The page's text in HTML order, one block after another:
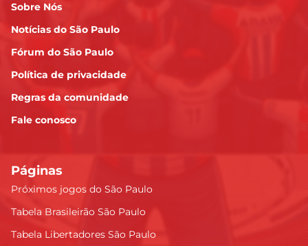
Sobre Nós
Notícias do São Paulo
Fórum do São Paulo
Política de privacidade
Regras da comunidade
Fale conosco
Páginas
Próximos jogos do São Paulo
Tabela Brasileirão São Paulo
Tabela Libertadores São Paulo